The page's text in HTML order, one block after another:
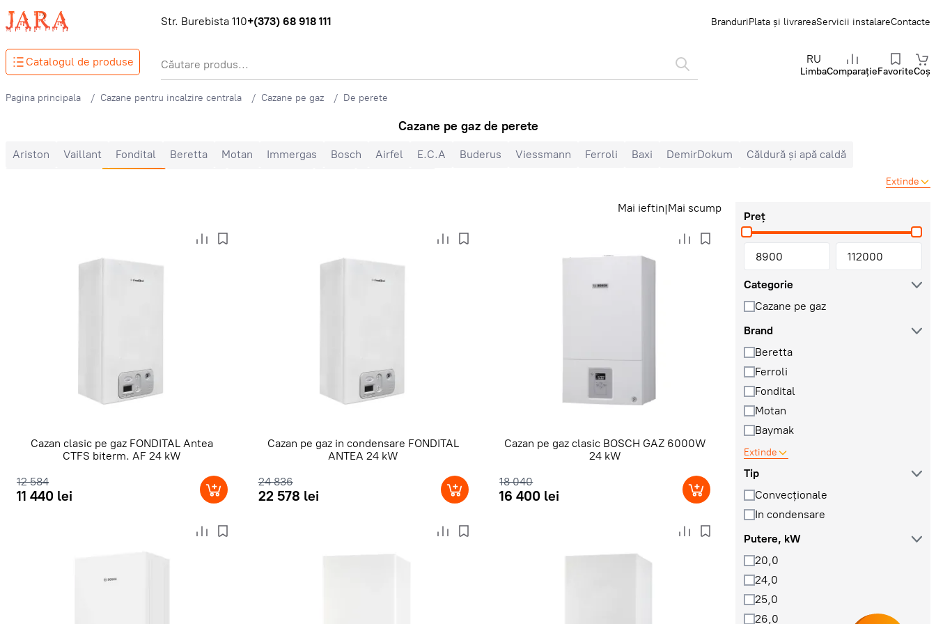
Str. Burebista 110+(373) 68 918 111 BranduriPlata și livrareaServicii instalareContacte
Catalogul de produse RU
LimbaComparațieFavoriteCoș
Pagina principala Cazane pentru incalzire centrala Cazane pe gaz De perete
Cazane pe gaz de perete
Ariston Vaillant Fondital Beretta Motan Immergas Bosch Airfel E.C.A Buderus Viessmann Ferroli Baxi DemirDokum
Căldură și apă caldă
Extinde
Mai ieftin|Mai scump
Cazan clasic pe gaz FONDITAL Antea
CTFS biterm. AF 24 kW
12 584
11 440 lei
Cazan pe gaz in condensare FONDITAL
ANTEA 24 kW
24 836
22 578 lei
Cazan pe gaz clasic BOSCH GAZ 6000W
24 kW
18 040
16 400 lei
Preț
Categorie
Cazane pe gaz
Brand
Beretta
Ferroli
Fondital
Motan
Baymak
Extinde
Tip
Convecţionale
In condensare
Putere, kW
20,0
24,0
25,0
26,0